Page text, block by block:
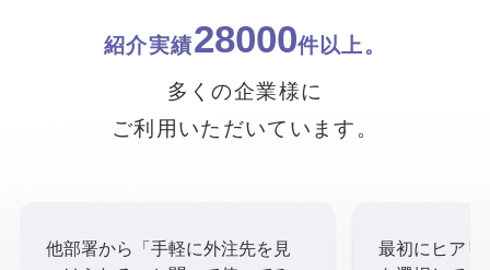
紹介実績28000件以上。
多くの企業様に
ご利用いただいています。
他部署から「手軽に外注先を見
最初にヒアリ